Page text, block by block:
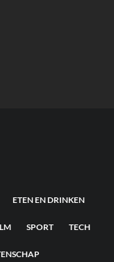
ETEN EN DRINKEN
SPORT TECH